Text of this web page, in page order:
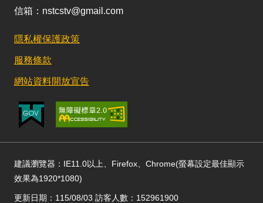
信箱：nstcstv@gmail.com
隱私權保護政策
服務條款
網站資料開放宣告
建議瀏覽器：IE11.0以上、Firefox、Chrome(螢幕設定最佳顯示
效果為1920*1080)
更新日期：115/08/03 訪客人數：152961900